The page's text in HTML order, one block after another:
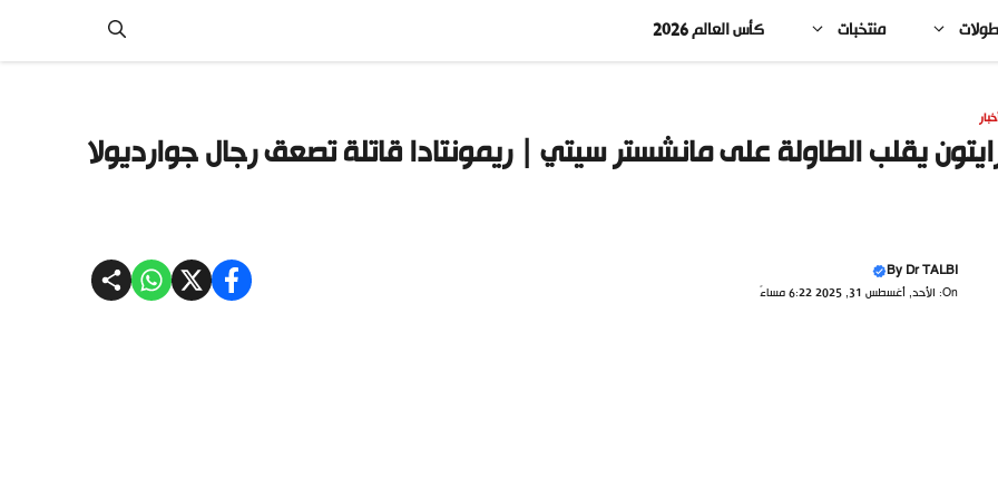
منتخبات كأس العالم 2026
يقلب الطاولة على مانشستر سيتي | ريمونتادا قاتلة تصعق رجال جوارديولا
ByDr TALBI
On: الأحد, أغسطس 31, 2025 6:22 مساءً